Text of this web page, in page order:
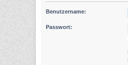
Benutzername:
Passwort: